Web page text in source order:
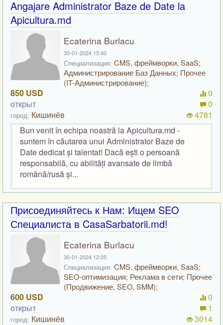
Angajare Administrator Baze de Date la
Apicultura.md
Ecaterina Burlacu
30-01-2024 15:40
Специализация: CMS, фреймворки, SaaS;
Администрирование Баз Данных; Прочее
(IT-Администрирование);
850 USD
открыт
город: Кишинёв
0
0
4781
Bun venit în echipa noastră la Apicultura.md -
suntem în căutarea unui Administrator Baze de
Date dedicat și talentat! Dacă ești o persoană
responsabilă, cu abilități avansate de limbă
română/rusă și...
Присоединяйтесь к Нам: Ищем SEO
Специалиста в CasaSarbatorii.md!
Ecaterina Burlacu
30-01-2024 12:05
Специализация: CMS, фреймворки, SaaS;
SEO-оптимизация; Реклама в сети; Прочее
(Продвижение, SEO, SMM);
600 USD
открыт
город: Кишинёв
0
1
3014